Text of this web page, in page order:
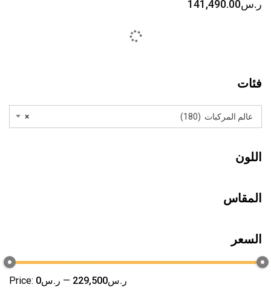
ر.س141,490.00
فئات
× عالم المركبات (180)
اللون
المقاس
السعر
Price: ر.س0 — ر.س229,500